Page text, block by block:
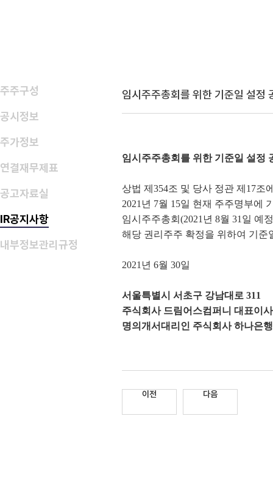
주주구성
공시정보
주가정보
연결재무제표
공고자료실
IR공지사항
내부정보관리규정
임시주주총회를 위한 기준일 설정
임시주주총회를 위한 기준일 설정
상법 제354조 및 당사 정관 제17조
2021년 7월 15일 현재 주주명부에
임시주주총회(2021년 8월 31일 예
해당 권리주주 확정을 위하여 기준
2021년 6월 30일
서울특별시 서초구 강남대로 311
주식회사 드림어스컴퍼니 대표이
명의개서대리인 주식회사 하나은
이전 다음